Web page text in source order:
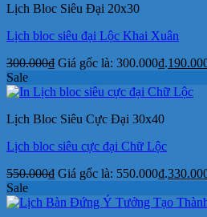
Lịch Bloc Siêu Đại 20x30
Lịch bloc siêu đại Lộc Khai Xuân
300.000₫ Giá gốc là: 300.000₫.
Sale
Lịch Bloc Siêu Cực Đại 30x40
Lịch bloc siêu cực đại Chữ Lộc
550.000₫ Giá gốc là: 550.000₫.
Sale